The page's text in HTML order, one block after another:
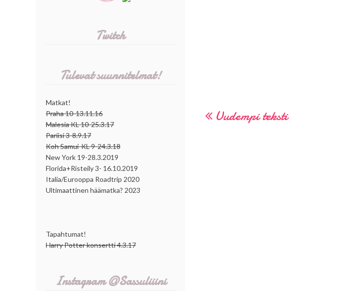
Uudempi teksti
Twitch
Tulevat suunnitelmat!
Matkat!
Praha 10-13.11.16
Malesia KL 10-25.3.17
Pariisi 3-8.9.17
Koh Samui-KL 9-24.3.18
New York 19-28.3.2019
Florida+Risteily 3- 16.10.2019
Italia/Eurooppa Roadtrip 2020
Ultimaattinen häämatka? 2023
Tapahtumat!
Harry Potter konsertti 4.3.17
Instagram @Sassuliiini